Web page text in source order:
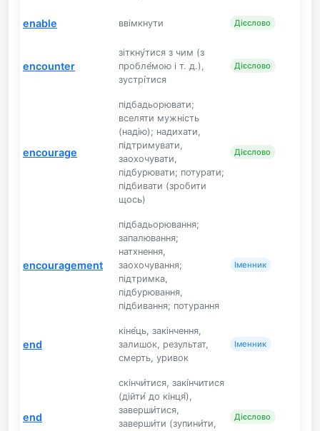
enable ввімкнути Дієслово
encounter
зіткну́тися з чим (з
пробле́мою і т. д.),
зустрі́тися
Дієслово
encourage
підбадьорювати;
вселяти мужність
(надію); надихати,
підтримувати,
заохочувати,
підбурювати; потурати;
підбивати (зробити
щось)
Дієслово
encouragement
підбадьорювання;
запалювання;
натхнення,
заохочування;
підтримка,
підбурювання,
підбивання; потурання
Іменник
end
кіне́ць, закінчення,
залишок, результат,
смерть, уривок
Іменник
end
скінчи́тися, закі́нчитися
(дійти́ до кінця́),
заверши́тися,
заверши́ти (зупини́ти,
Дієслово